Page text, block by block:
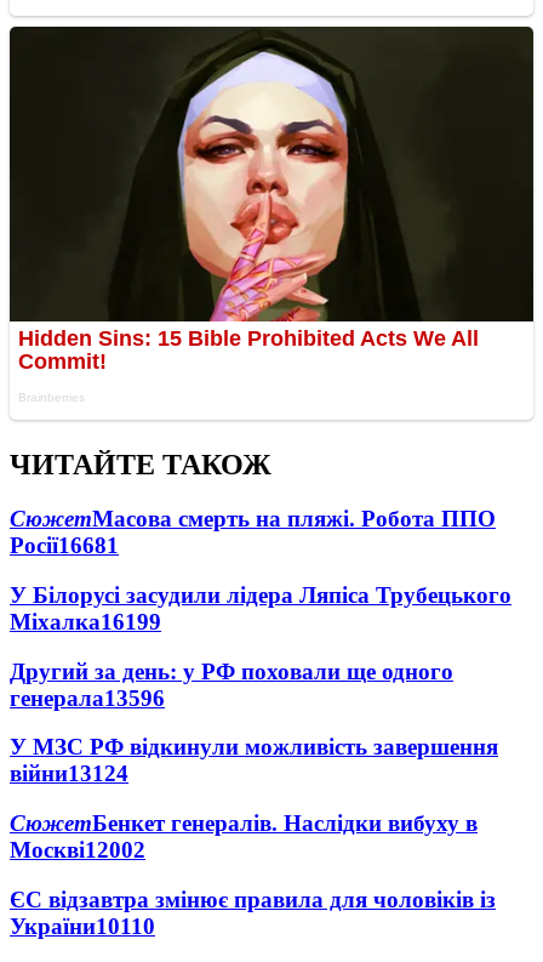
ЧИТАЙТЕ ТАКОЖ
СюжетМасова смерть на пляжі. Робота ППО
Росії16681
У Білорусі засудили лідера Ляпіса Трубецького
Міхалка16199
Другий за день: у РФ поховали ще одного
генерала13596
У МЗС РФ відкинули можливість завершення
війни13124
СюжетБенкет генералів. Наслідки вибуху в
Москві12002
ЄС відзавтра змінює правила для чоловіків із
України10110